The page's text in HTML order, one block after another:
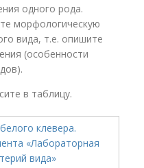
одного рода.
морфологическую
вида, т.е. опишите
(особенности
в таблицу.